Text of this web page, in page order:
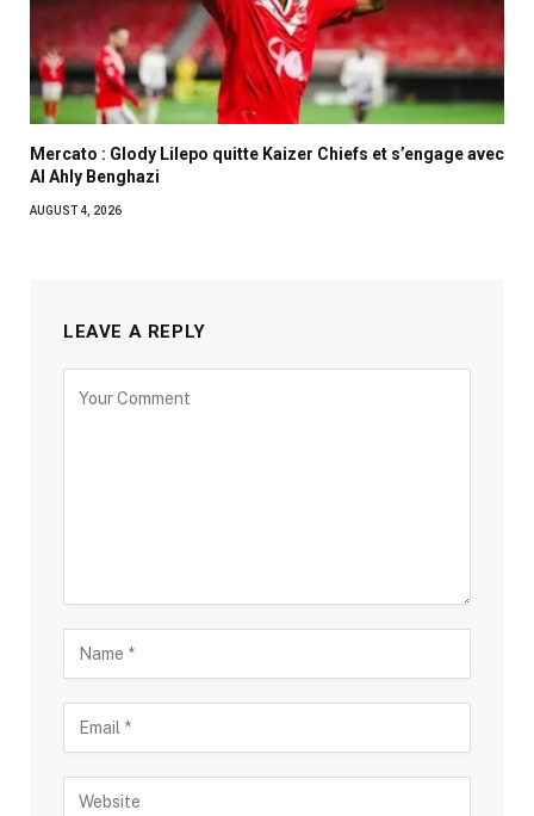
Mercato : Glody Lilepo quitte Kaizer Chiefs et s’engage avec
Al Ahly Benghazi
AUGUST 4, 2026
LEAVE A REPLY